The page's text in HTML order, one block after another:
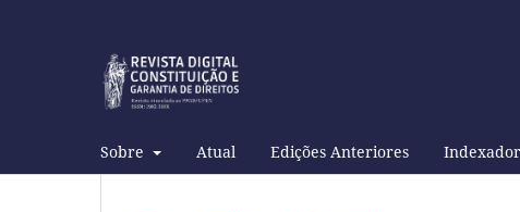
Sobre Atual Edições Anteriores